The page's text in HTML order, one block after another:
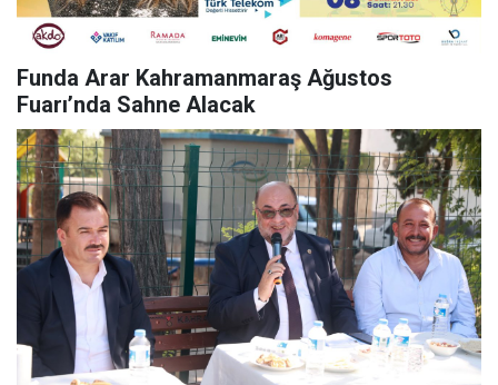
Funda Arar Kahramanmaraş Ağustos
Fuarı’nda Sahne Alacak